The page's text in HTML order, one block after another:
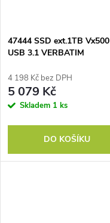
47444 SSD ext.1TB Vx500
USB 3.1 VERBATIM
4 198 Kč bez DPH
5 079 Kč
Skladem 1 ks
DO KOŠÍKU